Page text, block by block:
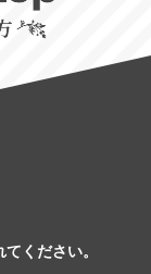
ください。